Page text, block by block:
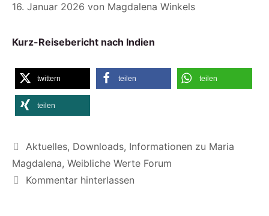
16. Januar 2026 von Magdalena Winkels
Kurz-Reisebericht nach Indien
twittern teilen teilen
teilen
Kategorien
Aktuelles, Downloads, Informationen zu Maria
Magdalena, Weibliche Werte Forum
Kommentar hinterlassen